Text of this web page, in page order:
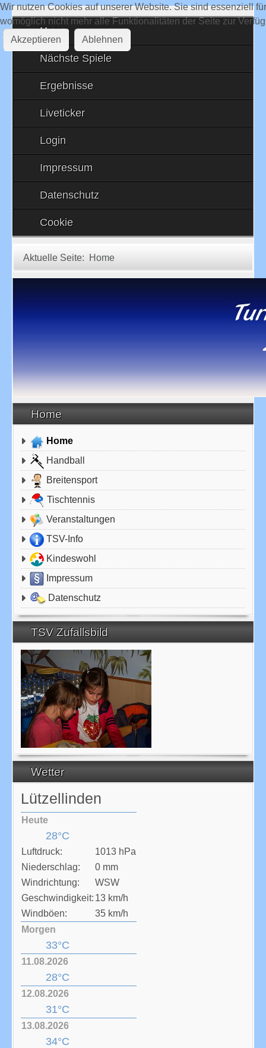
Home
Nächste Spiele
Ergebnisse
Liveticker
Login
Impressum
Datenschutz
Cookie
Aktuelle Seite: Home
Home
Home
Handball
Breitensport
Tischtennis
Veranstaltungen
TSV-Info
Kindeswohl
Impressum
Datenschutz
TSV Zufallsbild
Wetter
Lützellinden
Heute
28°C
Luftdruck:
1013 hPa
Niederschlag:
0 mm
Windrichtung:
WSW
Geschwindigkeit: 13 km/h
Windböen:
35 km/h
Morgen
33°C
11.08.2026
28°C
12.08.2026
31°C
13.08.2026
34°C
Wir nutzen Cookies auf unserer Website. Sie sind essenziell
womöglich nicht mehr alle Funktionalitäten der Seite zur
Akzeptieren
Ablehnen